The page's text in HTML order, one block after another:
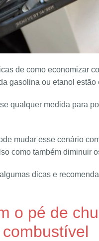
de como economizar
gasolina ou etanol estão
qualquer medida para
mudar esse cenário
como também diminuir
dicas e
o pé de